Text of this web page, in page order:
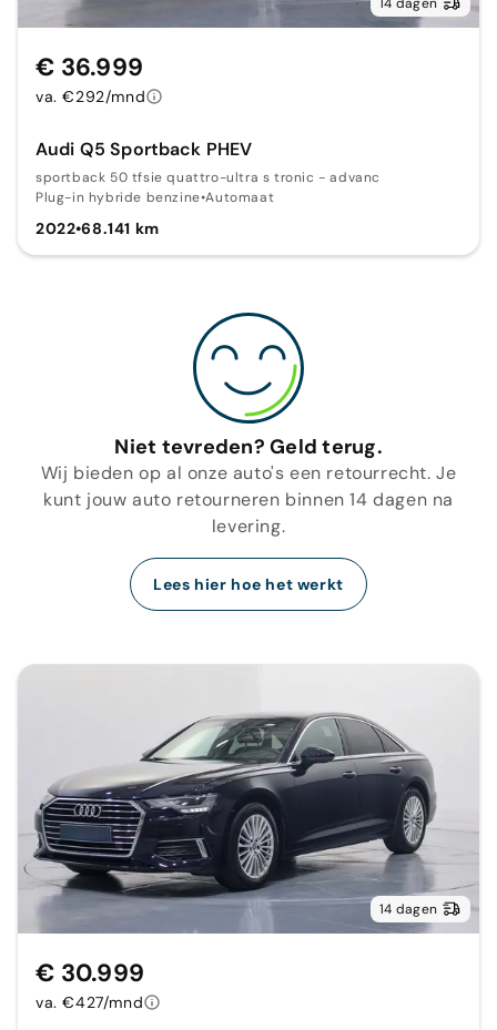
14 dagen
Audi Q5 Sportback PHEV
sportback 50 tfsie quattro-ultra s tronic - advanc
Plug-in hybride benzine•Automaat
2022•68.141 km
€ 36.999
va. €292/mnd
Niet tevreden? Geld terug.
Wij bieden op al onze auto's een retourrecht. Je
kunt jouw auto retourneren binnen 14 dagen na
levering.
Lees hier hoe het werkt
14 dagen
€ 30.999
va. €427/mnd